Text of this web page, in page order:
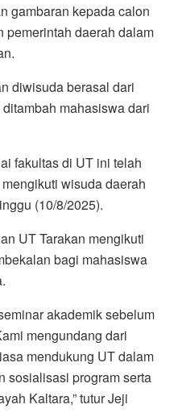
gambaran kepada calon
pemerintah daerah dalam
diwisuda berasal dari
mahasiswa dari
fakultas di UT ini telah
wisuda daerah
(10/8/2025).
UT Tarakan mengikuti
bagi mahasiswa
akademik sebelum
mengundang dari
mendukung UT dalam
sosialisasi program serta
Kaltara,” tutur Jeji